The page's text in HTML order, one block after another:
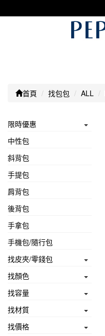
首頁 找包包 ALL
限時優惠
中性包
斜背包
手提包
肩背包
後背包
手拿包
手機包/隨行包
找皮夾/零錢包
找顏色
找容量
找材質
找價格